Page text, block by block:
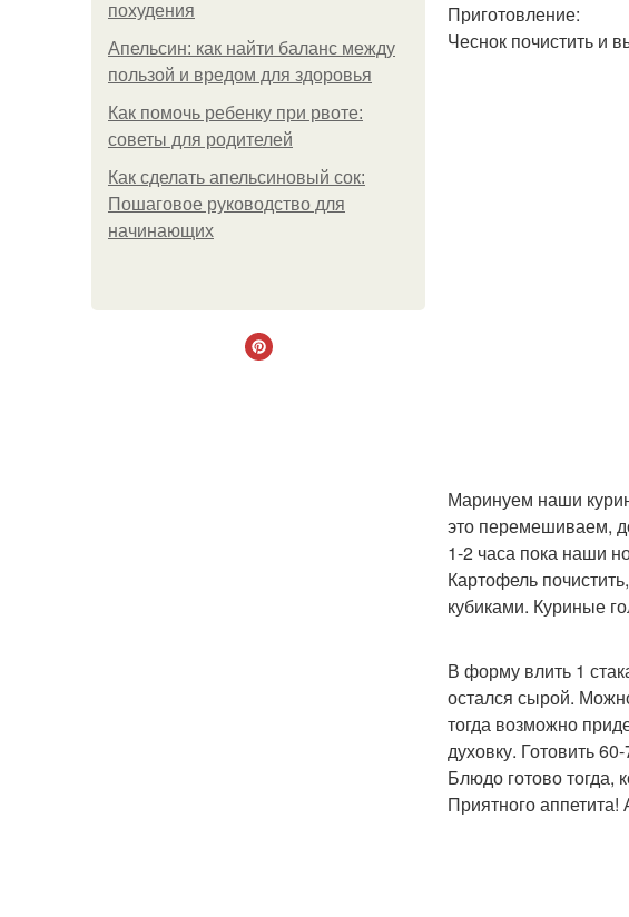
похудения
Апельсин: как найти баланс между
пользой и вредом для здоровья
Как помочь ребенку при рвоте:
советы для родителей
Как сделать апельсиновый сок:
Пошаговое руководство для
начинающих
Приготовление:
Чеснок почистить и
Маринуем наши
это перемешиваем,
1-2 часа пока наши
Картофель
кубиками. Куриные
В форму влить 1
остался сырой.
тогда возможно
духовку. Готовить
Блюдо готово тогда,
Приятного